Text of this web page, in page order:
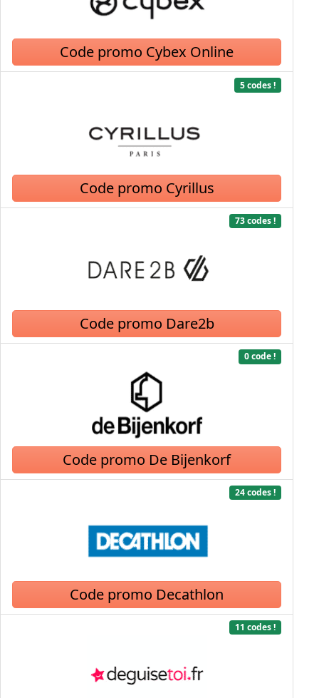
Code promo Cybex Online
5 codes !
Code promo Cyrillus
73 codes !
Code promo Dare2b
0 code !
Code promo De Bijenkorf
24 codes !
Code promo Decathlon
11 codes !